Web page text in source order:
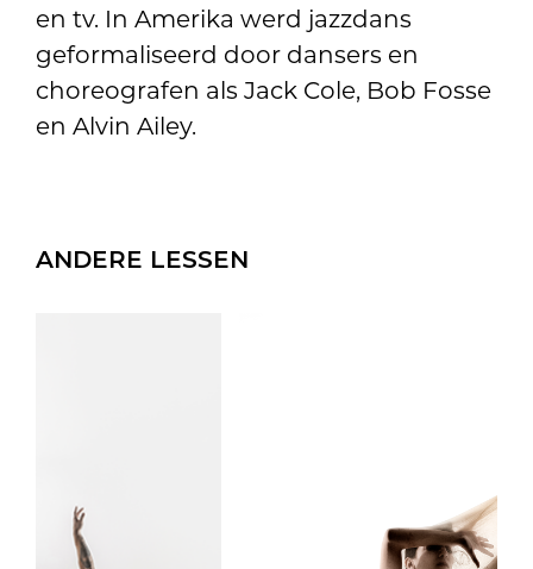
en tv. In Amerika werd jazzdans
geformaliseerd door dansers en
choreografen als Jack Cole, Bob Fosse
en Alvin Ailey.
ANDERE LESSEN